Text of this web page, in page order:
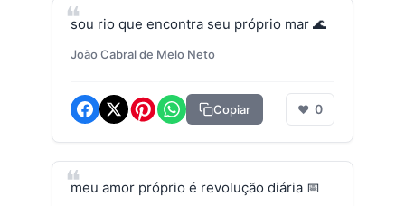
sou rio que encontra seu próprio mar 🌊
João Cabral de Melo Neto
Copiar ❤ 0
meu amor próprio é revolução diária 📅